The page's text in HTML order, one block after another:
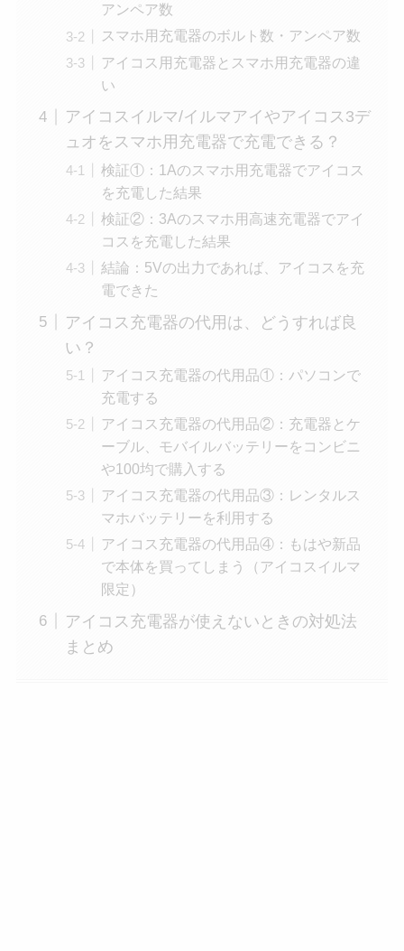
アンペア数
スマホ用充電器のボルト数・アンペア数
アイコス用充電器とスマホ用充電器の違
い
アイコスイルマ/イルマアイやアイコス3デ
ュオをスマホ用充電器で充電できる？
検証①：1Aのスマホ用充電器でアイコス
を充電した結果
検証②：3Aのスマホ用高速充電器でアイ
コスを充電した結果
結論：5Vの出力であれば、アイコスを充
電できた
アイコス充電器の代用は、どうすれば良
い？
アイコス充電器の代用品①：パソコンで
充電する
アイコス充電器の代用品②：充電器とケ
ーブル、モバイルバッテリーをコンビニ
や100均で購入する
アイコス充電器の代用品③：レンタルス
マホバッテリーを利用する
アイコス充電器の代用品④：もはや新品
で本体を買ってしまう（アイコスイルマ
限定）
アイコス充電器が使えないときの対処法
まとめ